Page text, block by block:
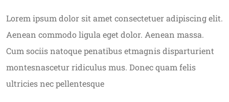
Lorem ipsum dolor sit amet consectetuer adipiscing elit.
Aenean commodo ligula eget dolor. Aenean massa.
Cum sociis natoque penatibus etmagnis disparturient
montesnascetur ridiculus mus. Donec quam felis
ultricies nec pellentesque